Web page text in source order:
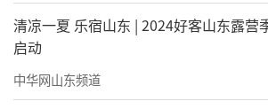
清凉一夏 乐宿山东 | 2024好客山东露营
启动
中华网山东频道